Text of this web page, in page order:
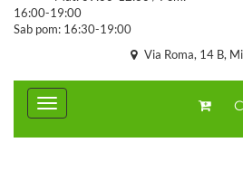
16:00-19:00
Sab pom: 16:30-19:00
Via Roma, 14 B,